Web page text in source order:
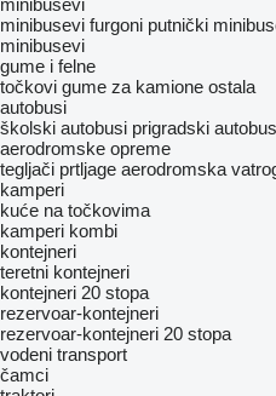
minibusevi
minibusevi furgoni putnički
minibusevi
gume i felne
točkovi gume za kamione ostala
autobusi
školski autobusi prigradski
aerodromske opreme
tegljači prtljage aerodromska
kamperi
kuće na točkovima
kamperi kombi
kontejneri
teretni kontejneri
kontejneri 20 stopa
rezervoar-kontejneri
rezervoar-kontejneri 20 stopa
vodeni transport
čamci